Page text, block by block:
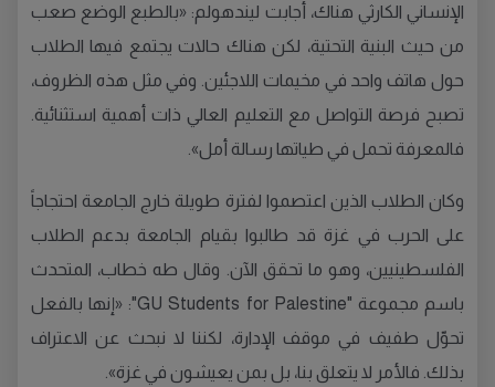
الإنساني الكارثي هناك، أجابت ليندهولم: «بالطبع الوضع صعب
من حيث البنية التحتية، لكن هناك حالات يجتمع فيها الطلاب
حول هاتف واحد في مخيمات اللاجئين. وفي مثل هذه الظروف،
تصبح فرصة التواصل مع التعليم العالي ذات أهمية استثنائية.
فالمعرفة تحمل في طياتها رسالة أمل».
وكان الطلاب الذين اعتصموا لفترة طويلة خارج الجامعة احتجاجاً
على الحرب في غزة قد طالبوا بقيام الجامعة بدعم الطلاب
الفلسطينيين، وهو ما تحقق الآن. وقال طه خطاب، المتحدث
باسم مجموعة "GU Students for Palestine": «إنها بالفعل
تحوّل طفيف في موقف الإدارة، لكننا لا نبحث عن الاعتراف
بذلك. فالأمر لا يتعلق بنا، بل بمن يعيشون في غزة».